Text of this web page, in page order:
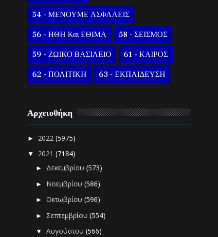
54 - ΜΕΝΟΥΜΕ ΑΣΦΑΛΕΙΣ
56 - ΗΘΗ Και ΕΘΙΜΑ 58 - ΣΕΙΣΜΟΣ
59 - ΖΩΙΚΟ ΒΑΣΙΛΕΙΟ 61 - ΚΑΙΡΟΣ
62 - ΠΟΛΙΤΙΚΗ 63 - ΕΚΠΑΙΔΕΥΣΗ
Αρχειοθήκη
► 2022(5975)
▼ 2021(7184)
► Δεκεμβρίου(573)
► Νοεμβρίου(586)
►Οκτωβρίου(596)
► Σεπτεμβρίου(554)
▼Αυγούστου(566)